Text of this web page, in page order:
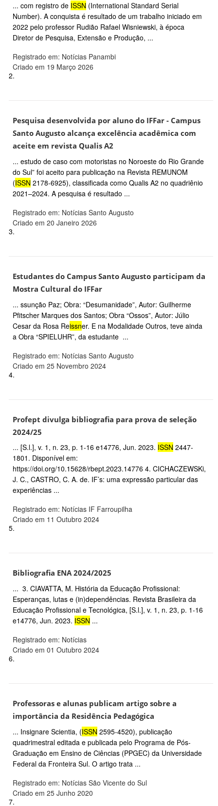
... com registro de ISSN (International Standard Serial
Number). A conquista é resultado de um trabalho iniciado em
2022 pelo professor Rudião Rafael Wisniewski, à época
Diretor de Pesquisa, Extensão e Produção, ...
Registrado em: Notícias Panambi
Criado em 19 Março 2026
2.
Pesquisa desenvolvida por aluno do IFFar - Campus
Santo Augusto alcança excelência acadêmica com
aceite em revista Qualis A2
... estudo de caso com motoristas no Noroeste do Rio Grande
do Sul” foi aceito para publicação na Revista REMUNOM
(ISSN 2178-6925), classificada como Qualis A2 no quadriênio
2021–2024. A pesquisa é resultado ...
Registrado em: Notícias Santo Augusto
Criado em 20 Janeiro 2026
3.
Estudantes do Campus Santo Augusto participam da
Mostra Cultural do IFFar
... ssunção Paz; Obra: “Desumanidade”, Autor: Guilherme
Pfitscher Marques dos Santos; Obra “Ossos”, Autor: Júlio
Cesar da Rosa Reissner. E na Modalidade Outros, teve ainda
a Obra “SPIELUHR”, da estudante ...
Registrado em: Notícias Santo Augusto
Criado em 25 Novembro 2024
4.
Profept divulga bibliografia para prova de seleção
2024/25
... [S.l.], v. 1, n. 23, p. 1-16 e14776, Jun. 2023. ISSN 2447-
1801. Disponível em:
https://doi.org/10.15628/rbept.2023.14776 4. CICHACZEWSKi,
J. C., CASTRO, C. A. de. IF’s: uma expressão particular das
experiências ...
Registrado em: Notícias IF Farroupilha
Criado em 11 Outubro 2024
5.
Bibliografia ENA 2024/2025
... 3. CIAVATTA, M. História da Educação Profissional:
Esperanças, lutas e (in)dependências. Revista Brasileira da
Educação Profissional e Tecnológica, [S.l.], v. 1, n. 23, p. 1-16
e14776, Jun. 2023. ISSN ...
Registrado em: Notícias
Criado em 01 Outubro 2024
6.
Professoras e alunas publicam artigo sobre a
importância da Residência Pedagógica
... Insignare Scientia, (ISSN 2595-4520), publicação
quadrimestral editada e publicada pelo Programa de Pós-
Graduação em Ensino de Ciências (PPGEC) da Universidade
Federal da Fronteira Sul. O artigo trata ...
Registrado em: Notícias São Vicente do Sul
Criado em 25 Junho 2020
7.